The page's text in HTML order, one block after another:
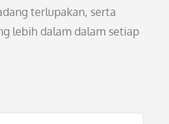
terlupakan, serta
lebih dalam dalam setiap